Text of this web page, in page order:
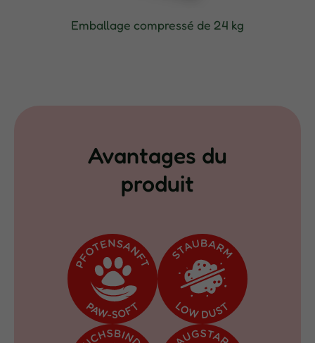
Emballage compressé de 24 kg
Avantages du
produit